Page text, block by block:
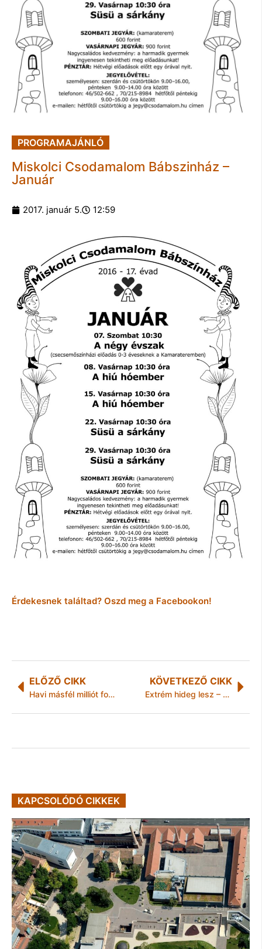
PROGRAMAJÁNLÓ
Miskolci Csodamalom Bábszinház –
Január
2017. január 5. 12:59
Érdekesnek találtad? Oszd meg a Facebookon!
ELŐZŐ CIKK
Havi másfél milliót fog keresni egy állami cégnél Orbán tanácsadójának fia
KÖVETKEZŐ CIKK
Extrém hideg lesz – Narancssárga figyelmeztetést adtak ki több megyére
KAPCSOLÓDÓ CIKKEK